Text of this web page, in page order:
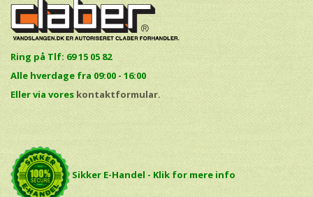
Ring på Tlf: 69 15 05 82
Alle hverdage fra 09:00 - 16:00
Eller via vores kontaktformular.
Sikker E-Handel - Klik for mere info